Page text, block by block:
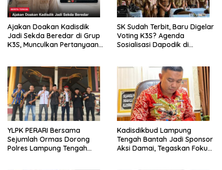
Ajakan Doakan Kadisdik
Jadi Sekda Beredar di Grup
K3S, Munculkan Pertanyaan
SK Sudah Terbit, Baru Digelar
Voting K3S? Agenda
Sosialisasi Dapodik di
YLPK PERARI Bersama
Sejumlah Ormas Dorong
Polres Lampung Tengah
Kadisdikbud Lampung
Tengah Bantah Jadi Sponsor
Aksi Damai, Tegaskan Fokus